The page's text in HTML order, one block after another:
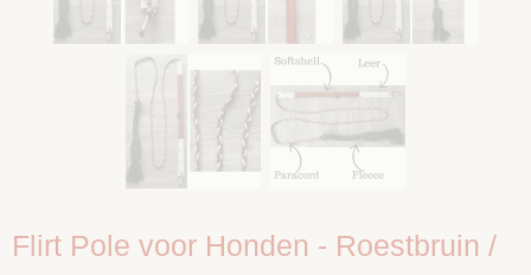
Flirt Pole voor Honden - Roestbruin /